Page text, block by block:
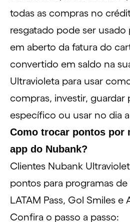
todas as compras no
resgatado pode ser usado
em aberto da fatura do
convertido em saldo na
Ultravioleta para usar
compras, investir, guardar
específico ou usar no dia
Como trocar pontos por
app do Nubank?
Clientes Nubank
pontos para programas
LATAM Pass, Gol Smiles e
Confira o passo a passo: